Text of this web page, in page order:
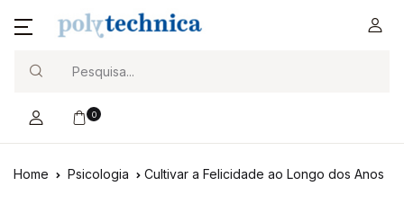
0
Home Psicologia Cultivar a Felicidade ao Longo dos Anos